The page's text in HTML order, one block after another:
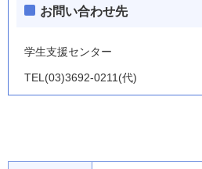
お問い合わせ先
学生支援センター
TEL(03)3692-0211(代)